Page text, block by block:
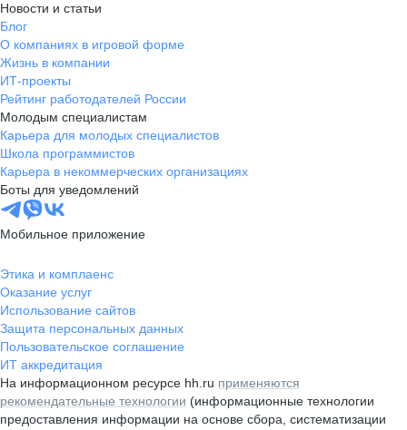
Новости и статьи
Блог
О компаниях в игровой форме
Жизнь в компании
ИТ-проекты
Рейтинг работодателей России
Молодым специалистам
Карьера для молодых специалистов
Школа программистов
Карьера в некоммерческих организациях
Боты для уведомлений
Мобильное приложение
Этика и комплаенс
Оказание услуг
Использование сайтов
Защита персональных данных
Пользовательское соглашение
ИТ аккредитация
На информационном ресурсе hh.ru применяются
рекомендательные технологии (информационные технологии
предоставления информации на основе сбора, систематизации